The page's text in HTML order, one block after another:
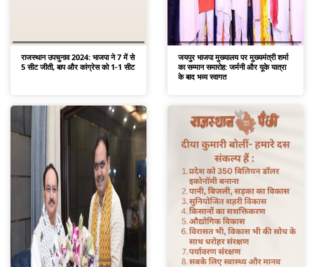
राजस्थान उपचुनाव 2024: भाजपा ने 7 में से
5 सीट जीती, बाप और कांग्रेस को 1-1 सीट
जयपुर भाजपा मुख्यालय पर मुख्यमंत्री शर्मा
का सम्मान समारोह: जर्मनी और यूके यात्रा
के बाद भव्य स्वागत